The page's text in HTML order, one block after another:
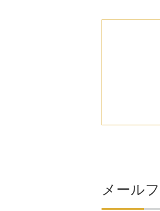
メール